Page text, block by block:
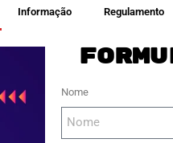
Informação Regulamento
Nome